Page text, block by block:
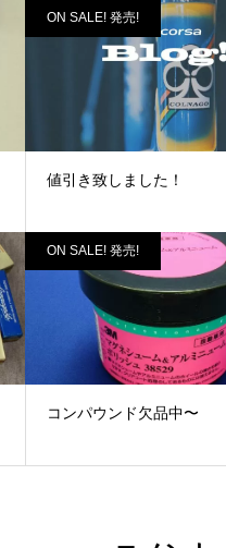
ON SALE! 発売!
値引き致しました！
ON SALE! 発売!
コンパウンド欠品中〜